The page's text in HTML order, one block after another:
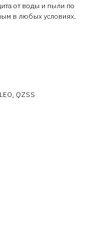
от воды и пыли по
в любых условиях.
QZSS